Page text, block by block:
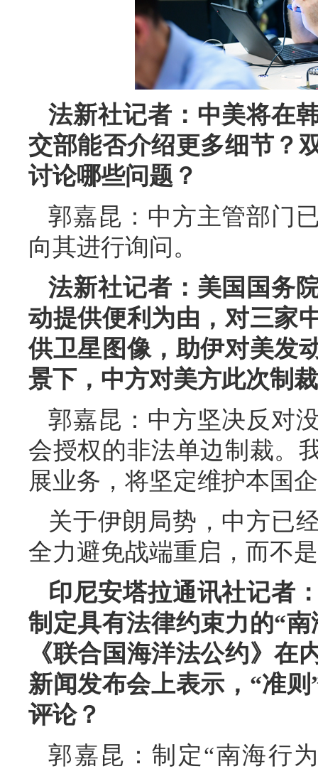
法新社记者：中美将在
交部能否介绍更多细节？
讨论哪些问题？
郭嘉昆：中方主管部门
向其进行询问。
法新社记者：美国国务
动提供便利为由，对三家
供卫星图像，助伊对美发
景下，中方对美方此次制
郭嘉昆：中方坚决反对
会授权的非法单边制裁。
展业务，将坚定维护本国
关于伊朗局势，中方已
全力避免战端重启，而不
印尼安塔拉通讯社记者
制定具有法律约束力的“
《联合国海洋法公约》在
新闻发布会上表示，“准
评论？
郭嘉昆：制定“南海行